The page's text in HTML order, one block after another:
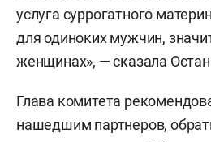
услуга суррогатного
для одиноких мужчин,
женщинах», — сказала
Глава комитета
нашедшим партнеров,